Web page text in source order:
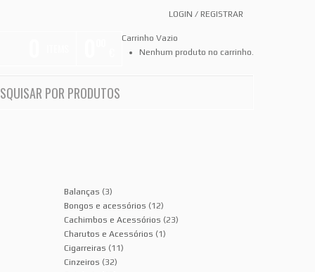
LOGIN / REGISTRAR
Carrinho Vazio
Nenhum produto no carrinho.
Balanças (3)
Bongos e acessórios (12)
Cachimbos e Acessórios (23)
Charutos e Acessórios (1)
Cigarreiras (11)
Cinzeiros (32)